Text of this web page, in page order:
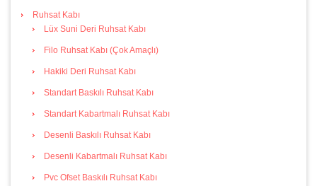
Ruhsat Kabı
Lüx Suni Deri Ruhsat Kabı
Filo Ruhsat Kabı (Çok Amaçlı)
Hakiki Deri Ruhsat Kabı
Standart Baskılı Ruhsat Kabı
Standart Kabartmalı Ruhsat Kabı
Desenli Baskılı Ruhsat Kabı
Desenli Kabartmalı Ruhsat Kabı
Pvc Ofset Baskılı Ruhsat Kabı